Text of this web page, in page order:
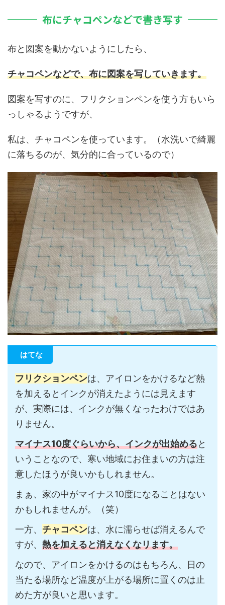
布にチャコペンなどで書き写す
布と図案を動かないようにしたら、
チャコペンなどで、布に図案を写していきます。
図案を写すのに、フリクションペンを使う方もいら
っしゃるようですが、
私は、チャコペンを使っています。（水洗いで綺麗
に落ちるのが、気分的に合っているので）
はてな
フリクションペンは、アイロンをかけるなど熱
を加えるとインクが消えたようには見えます
が、実際には、インクが無くなったわけではあ
りません。
マイナス10度ぐらいから、インクが出始めると
いうことなので、寒い地域にお住まいの方は注
意したほうが良いかもしれません。
まぁ、家の中がマイナス10度になることはない
かもしれませんが。（笑）
一方、 チャコペンは、水に濡らせば消えるんで
すが、 熱を加えると消えなくなリます。
なので、アイロンをかけるのはもちろん、日の
当たる場所など温度が上がる場所に置くのは止
めた方が良いと思います。